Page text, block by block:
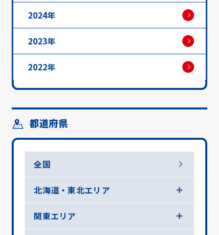
2024年
2023年
2022年
都道府県
全国
北海道・東北エリア
関東エリア